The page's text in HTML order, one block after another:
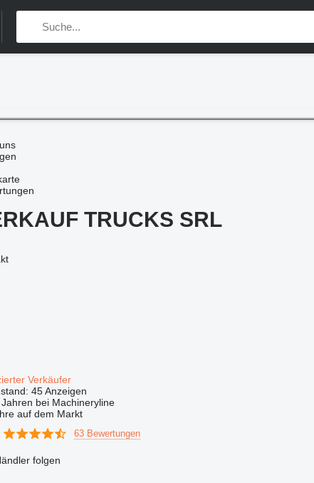
TRUCKS SRL
Verkäufer
45 Anzeigen
bei Machineryline
auf dem Markt
63 Bewertungen
folgen